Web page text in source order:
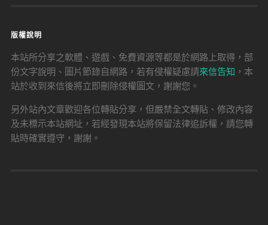
版權說明
本站所分享之軟體、遊戲、免費資源等都是於網路上取得，部
份文字說明、圖片節錄自網路，若有侵權疑慮請來信告知 ，本
站於收到來信後將立即刪除侵權圖文，謝謝您。
另外站內文章歡迎各位轉貼分享，但嚴禁全文轉貼、修改內容
及未標示本站網址，若經發現本站將保留法律追訴權，請您轉
貼時確實遵守，謝謝。